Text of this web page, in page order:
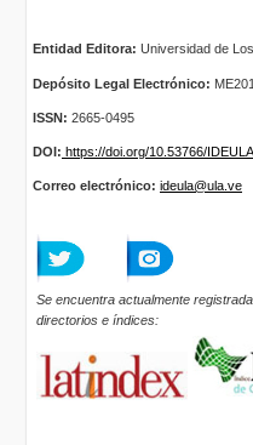
Entidad Editora: Universidad de
Depósito Legal Electrónico:
ISSN: 2665-0495
DOI: https://doi.org/10.53766/IDEULA
Correo electrónico: ideula@ula.ve
Se encuentra actualmente
directorios e índices: